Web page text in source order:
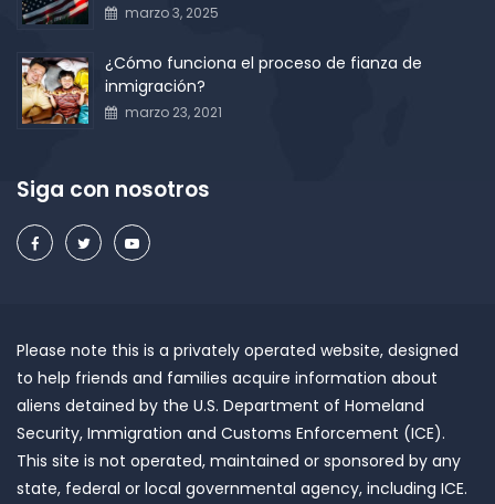
marzo 3, 2025
¿Cómo funciona el proceso de fianza de
inmigración?
marzo 23, 2021
Siga con nosotros
Please note this is a privately operated website, designed
to help friends and families acquire information about
aliens detained by the U.S. Department of Homeland
Security, Immigration and Customs Enforcement (ICE).
This site is not operated, maintained or sponsored by any
state, federal or local governmental agency, including ICE.